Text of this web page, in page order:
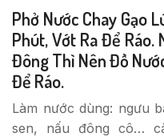
Phở Nước Chay Gạo
Phút, Vớt Ra Để Ráo.
Đông Thì Nên Đồ
Để Ráo.
Làm nước dùng: ngưu
sen, nấu đông cô…